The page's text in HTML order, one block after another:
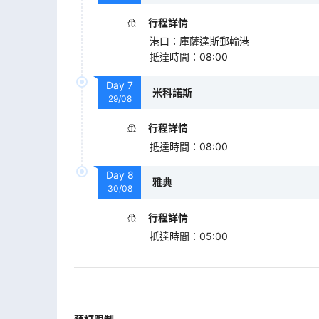
行程詳情
港口 ： 庫薩達斯郵輪港
抵達時間 ： 08:00
Day 7
29/08
米科諾斯
行程詳情
抵達時間 ： 08:00
Day 8
30/08
雅典
行程詳情
抵達時間 ： 05:00